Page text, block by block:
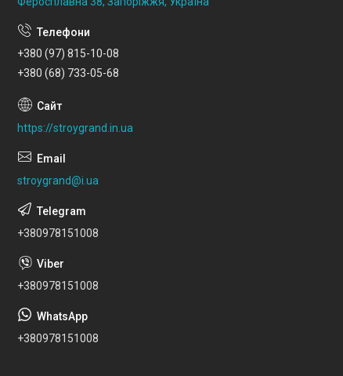
+380 (97) 815-10-08
+380 (68) 733-05-68
https://stroygrand.in.ua
stroygrand@i.ua
+380978151008
+380978151008
+380978151008